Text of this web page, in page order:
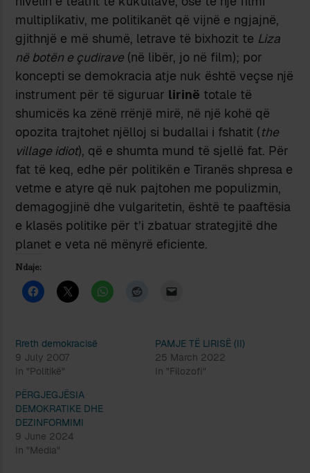
multiplikativ, me politikanët që vijnë e ngjajnë,
gjithnjë e më shumë, letrave të bixhozit te Liza
në botën e çudirave (në libër, jo në film); por
koncepti se demokracia atje nuk është veçse një
instrument për të siguruar lirinë totale të
shumicës ka zënë rrënjë mirë, në një kohë që
opozita trajtohet njëlloj si budallai i fshatit (the
village idiot), që e shumta mund të sjellë fat. Për
fat të keq, edhe për politikën e Tiranës shpresa e
vetme e atyre që nuk pajtohen me populizmin,
demagogjinë dhe vulgaritetin, është te paaftësia
e klasës politike për t’i zbatuar strategjitë dhe
planet e veta në mënyrë eficiente.
Ndaje:
Rreth demokracisë
9 July 2007
In "Politikë"
PAMJE TË LIRISË (II)
25 March 2022
In "Filozofi"
PËRGJEGJËSIA
DEMOKRATIKE DHE
DEZINFORMIMI
9 June 2024
In "Media"